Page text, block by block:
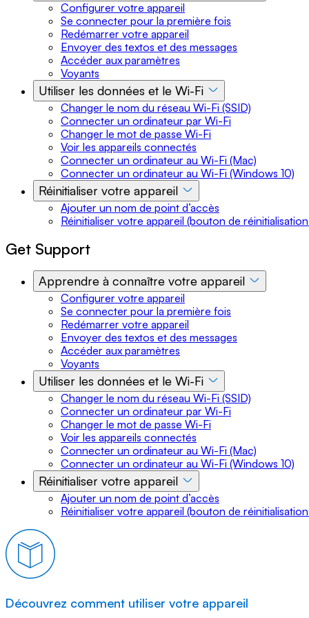
Configurer votre appareil
Se connecter pour la première fois
Redémarrer votre appareil
Envoyer des textos et des messages
Accéder aux paramètres
Voyants
Utiliser les données et le Wi-Fi
Changer le nom du réseau Wi-Fi (SSID)
Connecter un ordinateur par Wi-Fi
Changer le mot de passe Wi-Fi
Voir les appareils connectés
Connecter un ordinateur au Wi-Fi (Mac)
Connecter un ordinateur au Wi-Fi (Windows 10)
Réinitialiser votre appareil
Ajouter un nom de point d’accès
Réinitialiser votre appareil (bouton de
Get Support
Apprendre à connaître votre appareil
Configurer votre appareil
Se connecter pour la première fois
Redémarrer votre appareil
Envoyer des textos et des messages
Accéder aux paramètres
Voyants
Utiliser les données et le Wi-Fi
Changer le nom du réseau Wi-Fi (SSID)
Connecter un ordinateur par Wi-Fi
Changer le mot de passe Wi-Fi
Voir les appareils connectés
Connecter un ordinateur au Wi-Fi (Mac)
Connecter un ordinateur au Wi-Fi (Windows 10)
Réinitialiser votre appareil
Ajouter un nom de point d’accès
Réinitialiser votre appareil (bouton de
Découvrez comment utiliser votre appareil